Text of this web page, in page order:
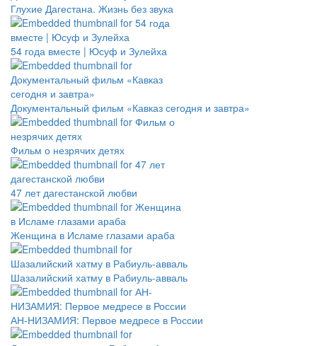
Глухие Дагестана. Жизнь без звука
54 года вместе | Юсуф и Зулейха
Документальный фильм «Кавказ сегодня и завтра»
Фильм о незрячих детях
47 лет дагестанской любви
Женщина в Исламе глазами араба
Шазалийский хатму в Рабиуль-авваль
АН-НИЗАМИЯ: Первое медресе в России